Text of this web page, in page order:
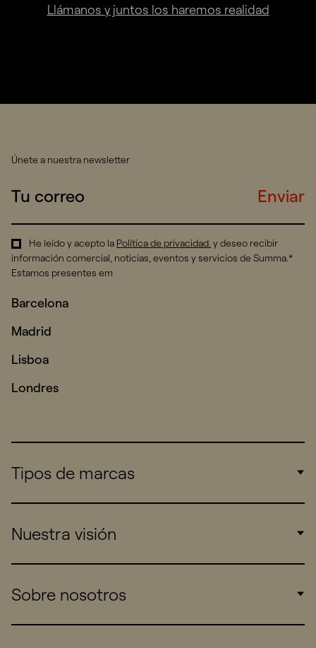
Llámanos y juntos los haremos realidad
Únete a nuestra newsletter
Enviar
He leído y acepto la Política de privacidad. y deseo recibir
información comercial, noticias, eventos y servicios de Summa.*
Estamos presentes em
Barcelona
Madrid
Lisboa
Londres
Tipos de marcas
Consumers
Startups
Nuestra visión
Work
Sobre nosotros